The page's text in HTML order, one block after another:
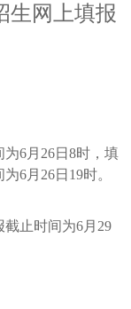
生网上填报
6月26日8时，填
6月26日19时。
止时间为6月29